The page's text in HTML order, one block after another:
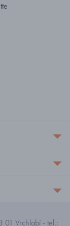
01 Vrchlabí - tel.: